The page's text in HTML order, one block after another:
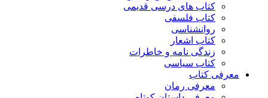
کتاب های درسی قدیمی
کتاب فلسفی
روانشناسی
کتاب اشعار
زندگی نامه و خاطرات
کتاب سیاسی
معرفی کتاب
معرفی رمان